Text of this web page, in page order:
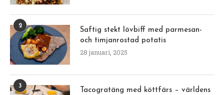
2
Saftig stekt lövbiff med parmesan-
och timjanrostad potatis
28 januari, 2025
3
Tacogratäng med köttfärs – världens